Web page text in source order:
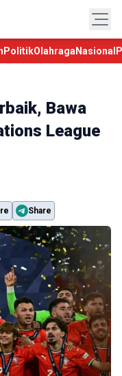
PolitikOlahraga Nasional
Bawa
League
Share